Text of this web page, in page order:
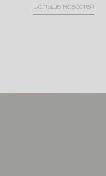
Больше новостей